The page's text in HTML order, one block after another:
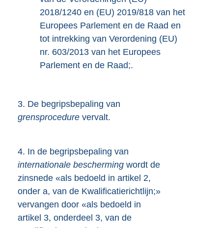
2018/1240 en (EU) 2019/818 van het
Europees Parlement en de Raad en
tot intrekking van Verordening (EU)
nr. 603/2013 van het Europees
Parlement en de Raad;.
3. De begripsbepaling van
grensprocedure vervalt.
4. In de begripsbepaling van
internationale bescherming wordt de
zinsnede «als bedoeld in artikel 2,
onder a, van de Kwalificatierichtlijn;»
vervangen door «als bedoeld in
artikel 3, onderdeel 3, van de